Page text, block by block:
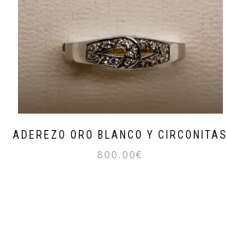
ADEREZO ORO BLANCO Y CIRCONITAS
800.00€